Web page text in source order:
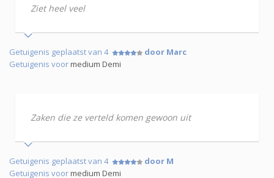
Ziet heel veel
Getuigenis geplaatst van 4
door Marc
Getuigenis voormedium Demi
Zaken die ze verteld komen gewoon uit
Getuigenis geplaatst van 4
door M
Getuigenis voormedium Demi